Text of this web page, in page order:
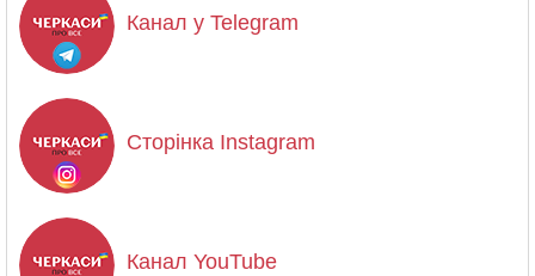
Канал у Telegram
Сторінка Instagram
Канал YouTube